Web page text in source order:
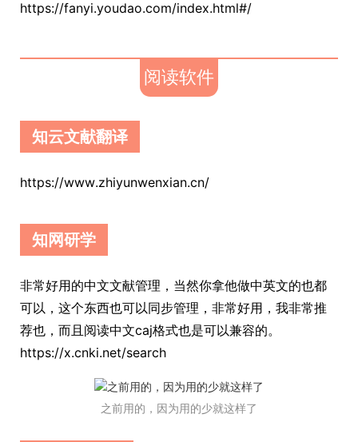
https://fanyi.youdao.com/index.html#/
阅读软件
知云文献翻译
https://www.zhiyunwenxian.cn/
知网研学
非常好用的中文文献管理，当然你拿他做中英文的也都
可以，这个东西也可以同步管理，非常好用，我非常推
荐也，而且阅读中文caj格式也是可以兼容的。
https://x.cnki.net/search
之前用的，因为用的少就这样了